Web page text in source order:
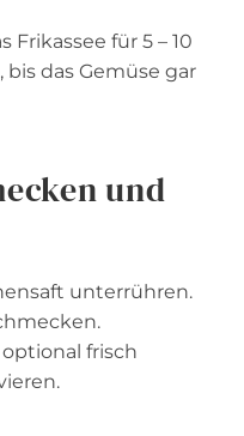
Frikassee für 5 – 10
das Gemüse gar
und
unterrühren.
frisch